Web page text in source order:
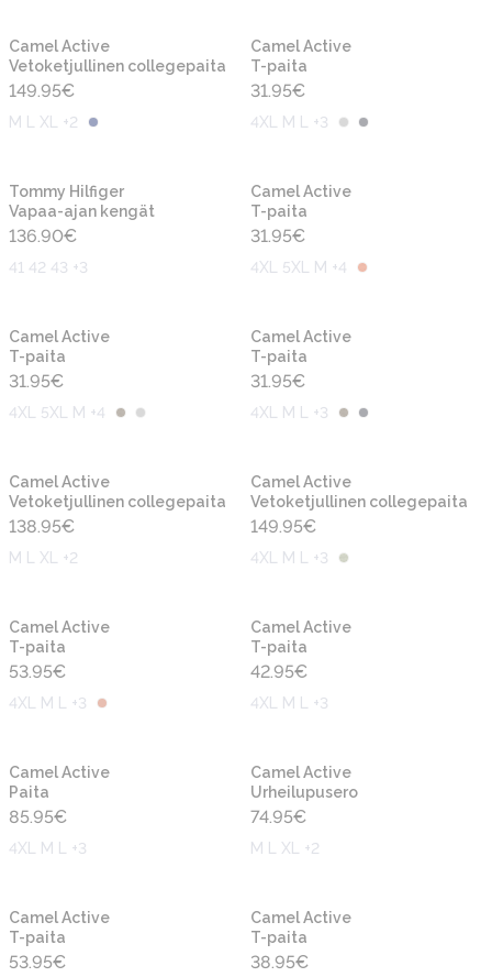
Camel Active
Vetoketjullinen collegepaita
149.95€
M L XL +2
Camel Active
T-paita
31.95€
4XL M L +3
Tommy Hilfiger
Vapaa-ajan kengät
136.90€
41 42 43 +3
Camel Active
T-paita
31.95€
4XL 5XL M +4
Camel Active
T-paita
31.95€
4XL 5XL M +4
Camel Active
T-paita
31.95€
4XL M L +3
Camel Active
Vetoketjullinen collegepaita
138.95€
M L XL +2
Camel Active
Vetoketjullinen collegepaita
149.95€
4XL M L +3
Camel Active
T-paita
53.95€
4XL M L +3
Camel Active
T-paita
42.95€
4XL M L +3
Camel Active
Paita
85.95€
4XL M L +3
Camel Active
Urheilupusero
74.95€
M L XL +2
Camel Active
T-paita
53.95€
Camel Active
T-paita
38.95€